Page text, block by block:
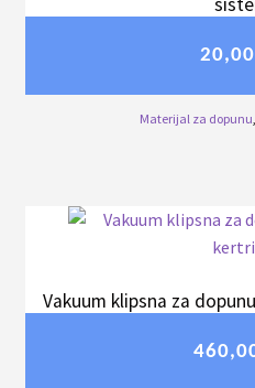
20,00
Materijal za dopunu
Vakuum klipsna za